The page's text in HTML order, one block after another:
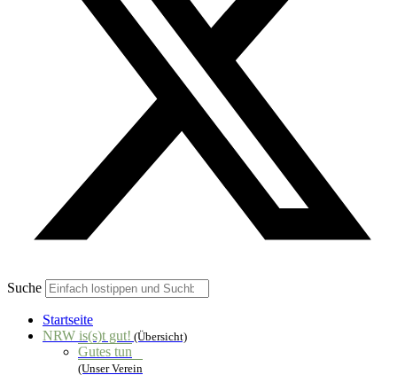
Suche
Startseite
NRW is(s)t gut! (Übersicht)
Gutes tun
(Unser Verein